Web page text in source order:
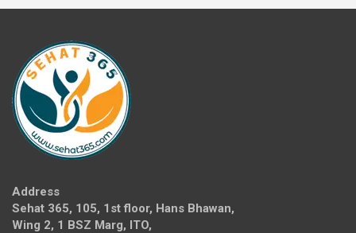
Address
Sehat 365, 105, 1st floor, Hans Bhawan,
Wing 2, 1 BSZ Marg, ITO,